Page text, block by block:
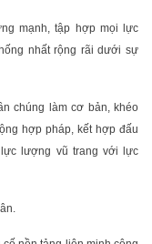
mạnh, tập hợp mọi lực
nhất rộng rãi dưới sự
chúng làm cơ bản, khéo
hợp pháp, kết hợp đấu
lượng vũ trang với lực